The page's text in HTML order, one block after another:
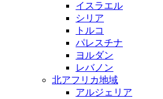
イスラエル
シリア
トルコ
パレスチナ
ヨルダン
レバノン
北アフリカ地域
アルジェリア